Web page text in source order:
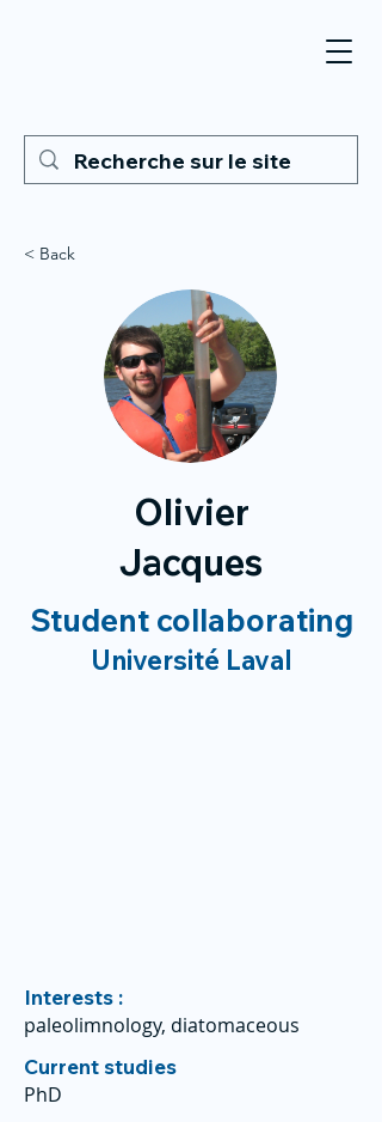
< Back
Olivier
Jacques
Student collaborating
Université Laval
Interests :
paleolimnology, diatomaceous
Current studies
PhD